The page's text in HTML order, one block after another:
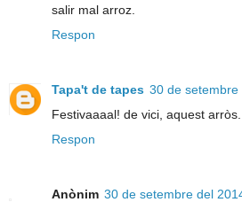
salir mal arroz.
Respon
Tapa't de tapes 30 de
Festivaaaal! de vici, aquest arròs.
Respon
Anònim 30 de setembre del